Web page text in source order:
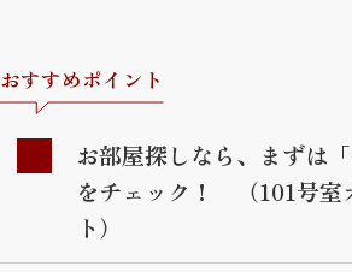
おすすめポイント
お部屋探しなら、まずは「
をチェック！ （101号室
ト）